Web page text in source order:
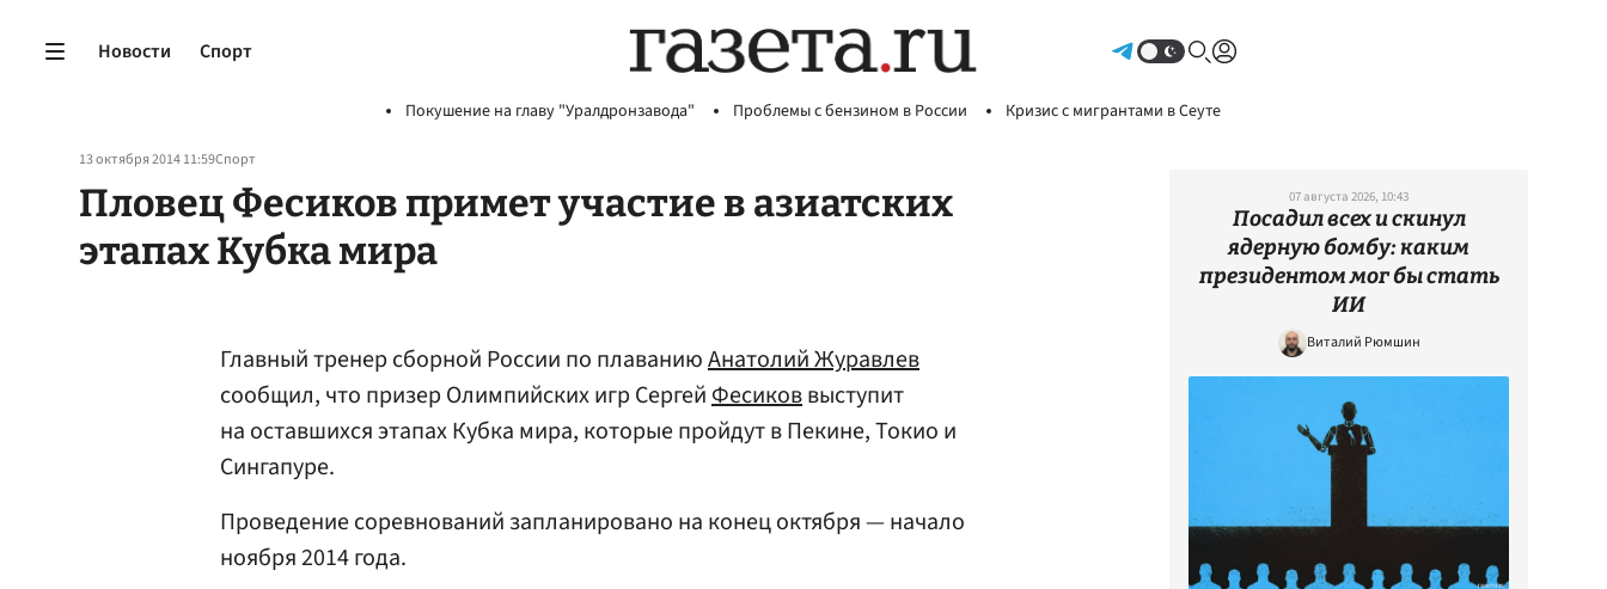
Новости Спорт
Покушение на главу "Уралдронзавода" Проблемы с бензином в России Кризис с мигрантами в Сеуте
13 октября 2014 11:59Спорт
Пловец Фесиков примет участие в азиатских
этапах Кубка мира
Главный тренер сборной России по плаваниюАнатолий Журавлев
сообщил, что призер Олимпийских игр СергейФесиковвыступит
на оставшихся этапах Кубка мира, которые пройдут в Пекине, Токио и
Сингапуре.
Проведение соревнований запланировано на конец октября — начало
ноября 2014 года.
07 августа 2026, 10:43
Посадил всех и скинул
ядерную бомбу: каким
президентом мог бы стать
ИИ
Виталий Рюмшин